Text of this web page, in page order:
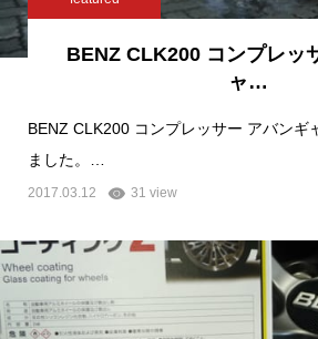
BENZ CLK200 コンプレッ
ャ…
BENZ CLK200 コンプレッサー アバンギ
ました。…
2017.03.12 31 view